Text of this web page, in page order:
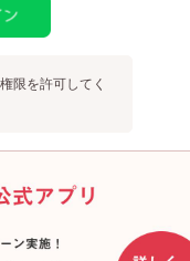
限を許可してく